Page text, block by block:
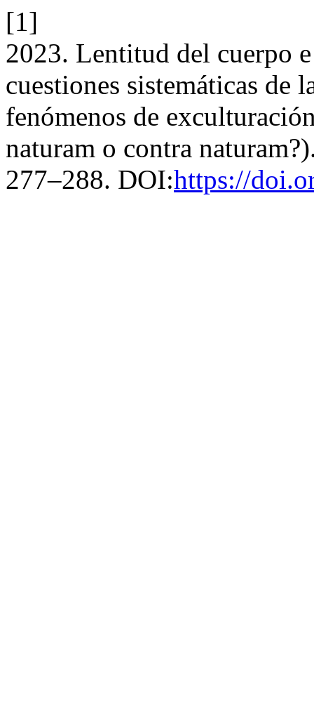
[1]
2023. Lentitud del cuerpo
cuestiones sistemáticas de
fenómenos de
naturam o contra
277–288. DOI:https://